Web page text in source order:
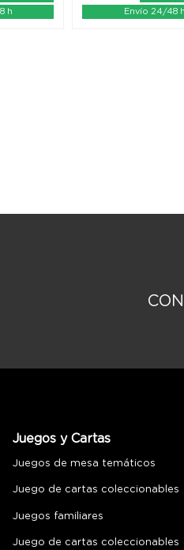
h Envío 24/48 h
Juegos y Cartas
Juegos de mesa temáticos
Juego de cartas coleccionables
Juegos familiares
Juego de cartas coleccionables